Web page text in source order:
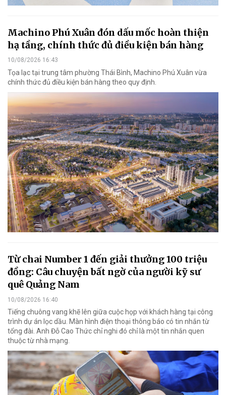
Machino Phú Xuân đón dấu mốc hoàn thiện
hạ tầng, chính thức đủ điều kiện bán hàng
10/08/2026 16:43
Tọa lạc tại trung tâm phường Thái Bình, Machino Phú Xuân vừa
chính thức đủ điều kiện bán hàng theo quy định.
Từ chai Number 1 đến giải thưởng 100 triệu
đồng: Câu chuyện bất ngờ của người kỹ sư
quê Quảng Nam
10/08/2026 16:40
Tiếng chuông vang khẽ lên giữa cuộc họp với khách hàng tại công
trình dự án lọc dầu. Màn hình điện thoại thông báo có tin nhắn từ
tổng đài. Anh Đỗ Cao Thức chỉ nghi đó chỉ là một tin nhắn quen
thuộc từ nhà mạng.